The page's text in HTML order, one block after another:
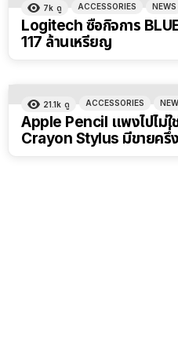
7k ดู ACCESSORIES NEWS
Logitech ซื้อกิจการ
117 ล้านเหรียญ
21.1k ดู ACCESSORIES
Apple Pencil แพงไปไม่
Crayon Stylus มีขายครึ่